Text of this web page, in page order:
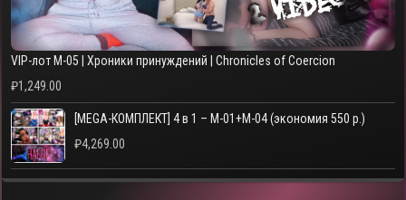
VIP-лот M-05 | Хроники принуждений | Chronicles of Coercion
₽1,249.00
[MEGA-КОМПЛЕКТ] 4 в 1 – M-01+M-04 (экономия 550 р.)
₽4,269.00